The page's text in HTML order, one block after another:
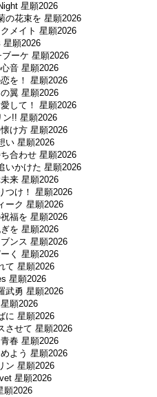
星願2026
の花束を 星願2026
メイト 星願2026
星願2026
ーケ 星願2026
音 星願2026
を！ 星願2026
翼 星願2026
して！ 星願2026
ン!! 星願2026
け方 星願2026
い 星願2026
合わせ 星願2026
いかけた 星願2026
来 星願2026
つけ！ 星願2026
ーク 星願2026
福を 星願2026
を 星願2026
ンス 星願2026
く 星願2026
て 星願2026
星願2026
武勇 星願2026
願2026
に 星願2026
させて 星願2026
春 星願2026
よう 星願2026
ン 星願2026
星願2026
願2026